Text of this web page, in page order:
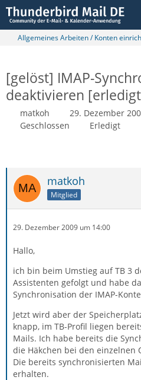
Allgemeines Arbeiten / Konten
[gelöst] IMAP-
deaktivieren
matkoh
29. Dezember
Geschlossen
Erledigt
matkoh
Mitglied
29. Dezember 2009 um 14:00
Hallo,
ich bin beim Umstieg auf TB 3
Assistenten gefolgt und habe
Synchronisation der IMAP-
Jetzt wird aber der
knapp, im TB-Profil liegen
Mails. Ich habe bereits die
die Häkchen bei den einzelnen
Die bereits synchronisierten
erhalten.